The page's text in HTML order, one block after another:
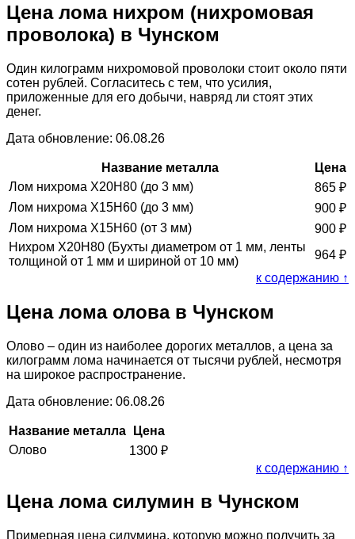
Цена лома нихром (нихромовая
проволока) в Чунском
Один килограмм нихромовой проволоки стоит около пяти
сотен рублей. Согласитесь с тем, что усилия,
приложенные для его добычи, навряд ли стоят этих
денег.
Дата обновление: 06.08.26
Название металла
Цена
Лом нихрома Х20Н80 (до 3 мм)
865 ₽
Лом нихрома Х15Н60 (до 3 мм)
900 ₽
Лом нихрома Х15Н60 (от 3 мм)
900 ₽
Нихром Х20Н80 (Бухты диаметром от 1 мм, ленты
толщиной от 1 мм и шириной от 10 мм)
964 ₽
к содержанию ↑
Цена лома олова в Чунском
Олово – один из наиболее дорогих металлов, а цена за
килограмм лома начинается от тысячи рублей, несмотря
на широкое распространение.
Дата обновление: 06.08.26
Название металла
Цена
Олово
1300 ₽
к содержанию ↑
Цена лома силумин в Чунском
Примерная цена силумина, которую можно получить за